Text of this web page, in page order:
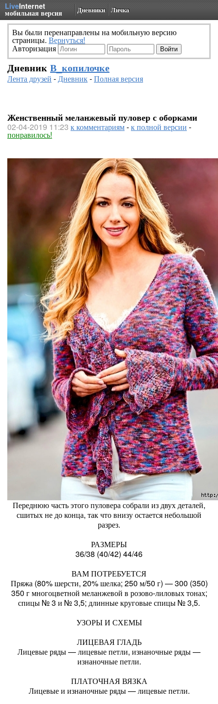
LiveInternet
мобильная версия Дневники Личка
Вы были перенаправлены на мобильную версию
страницы. Вернуться!
Авторизация
Дневник В_копилочке
Лента друзей -Дневник-Полная версия
Женственный меланжевый пуловер с оборками
02-04-2019 11:23 к комментариям-к полной версии -
понравилось!
Переднюю часть этого пуловера собрали из двух деталей,
сшитых не до конца, так что внизу остается небольшой
разрез.
РАЗМЕРЫ
36/38 (40/42) 44/46
ВАМ ПОТРЕБУЕТСЯ
Пряжа (80% шерсти, 20% шелка; 250 м/50 г) — 300 (350)
350 г многоцветной меланжевой в розово-лиловых тонах;
спицы № 3 и № 3,5; длинные круговые спицы № 3,5.
УЗОРЫ И СХЕМЫ
ЛИЦЕВАЯ ГЛАДЬ
Лицевые ряды — лицевые петли, изнаночные ряды —
изнаночные петли.
ПЛАТОЧНАЯ ВЯЗКА
Лицевые и изнаночные ряды — лицевые петли.